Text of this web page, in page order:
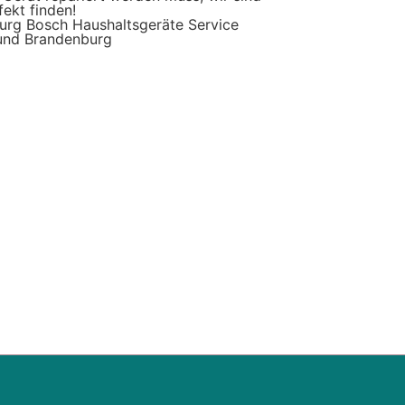
finden!
Bosch Haushaltsgeräte Service
Brandenburg